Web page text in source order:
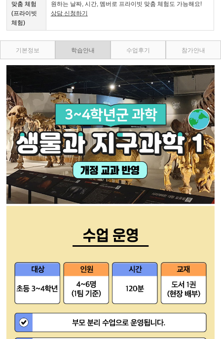
맞춤 체험
(프라이빗
체험)
원하는 날짜, 시간, 멤버로 프라이빗 맞춤 체험도 가능해요!
상담 신청하기
기본정보 학습안내 수업후기 참가안내